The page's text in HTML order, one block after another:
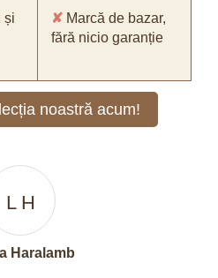
și
✘ Marcă de bazar,
fără nicio garanție
noastră acum!
L H
Haralamb